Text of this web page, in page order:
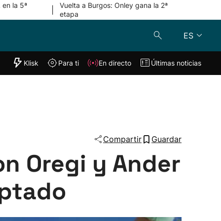
la 5ª
Vuelta a Burgos: Onley gana la 2ª
etapa
ES
"Helmuga"
Klisk En directo
Klisk Para ti En directo Últimas noticias
Compartir Guardar
Oregi y Ander